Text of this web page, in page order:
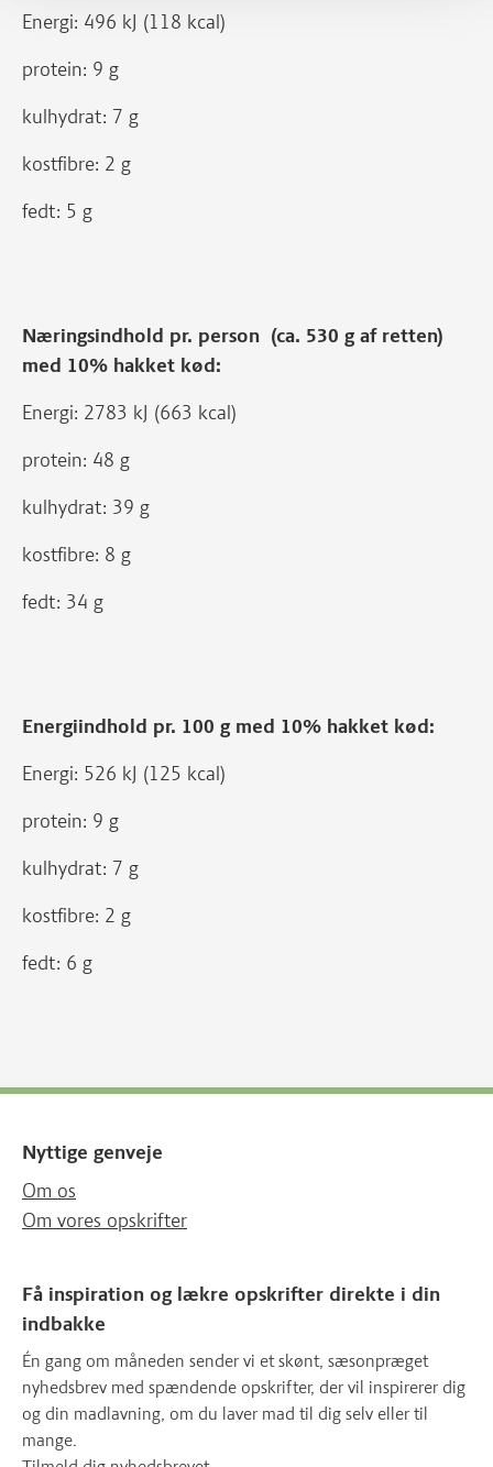
Energi: 496 kJ (118 kcal)
protein: 9 g
kulhydrat: 7 g
kostfibre: 2 g
fedt: 5 g
Næringsindhold pr. person (ca. 530 g af retten)
med 10% hakket kød:
Energi: 2783 kJ (663 kcal)
protein: 48 g
kulhydrat: 39 g
kostfibre: 8 g
fedt: 34 g
Energiindhold pr. 100 g med 10% hakket kød:
Energi: 526 kJ (125 kcal)
protein: 9 g
kulhydrat: 7 g
kostfibre: 2 g
fedt: 6 g
Nyttige genveje
Om os
Om vores opskrifter
Få inspiration og lækre opskrifter direkte i din
indbakke
Én gang om måneden sender vi et skønt, sæsonpræget
nyhedsbrev med spændende opskrifter, der vil inspirerer dig
og din madlavning, om du laver mad til dig selv eller til
mange.